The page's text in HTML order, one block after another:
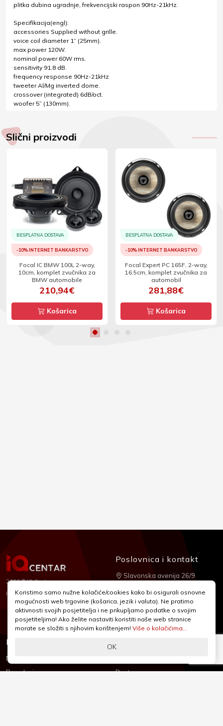
plitka dubina ugradnje, frekvencijski raspon 90Hz-21kHz.
Specifikacija(engl):
accessories Supplied without grille.
voice coil diameter 1” (25mm).
max power 120W.
nominal power 60W rms.
sensitivity 91.8 dB.
frequency response 90Hz-21kHz
tweeter Al/Mg inverted dome.
crossover (integrated) 6dB/oct.
woofer 5” (130mm).
Slični proizvodi
BESPLATNA DOSTAVA
-10% INTERNET BANKARSTVO
Focal IC BMW 100L 2-way,
10cm, komplet zvučnika za
BMW automobile
210,94€
Košarica
BESPLATNA DOSTAVA
-10% INTERNET BANKARSTVO
Focal Expert PC 165F, 2-way,
16.5cm, komplet zvučnika za
automobil
281,88€
Košarica
2026 © IQ Centar
Izrada:Nubilus
Informacije
Novosti & Promocije
Brandovi
Podrška
Dostava
Poslovnica i kontakt
Slavonska avenija 26/9
+385 1 2455 950
webshop@iqcentar.hr
Pon - Pet od 9 - 17h
Koristimo samo nužne kolačiće/cookies kako bi osigurali osnovne
mogućnosti web trgovine (košarica, jezik i valuta). Ne pratimo
aktivnosti svojih posjetitelja i ne prikupljamo podatke o svojim
posjetiteljima! Ako želite nastaviti koristiti naše web stranice
morate se složiti s njihovim korištenjem! Više o kolačićima...
OK